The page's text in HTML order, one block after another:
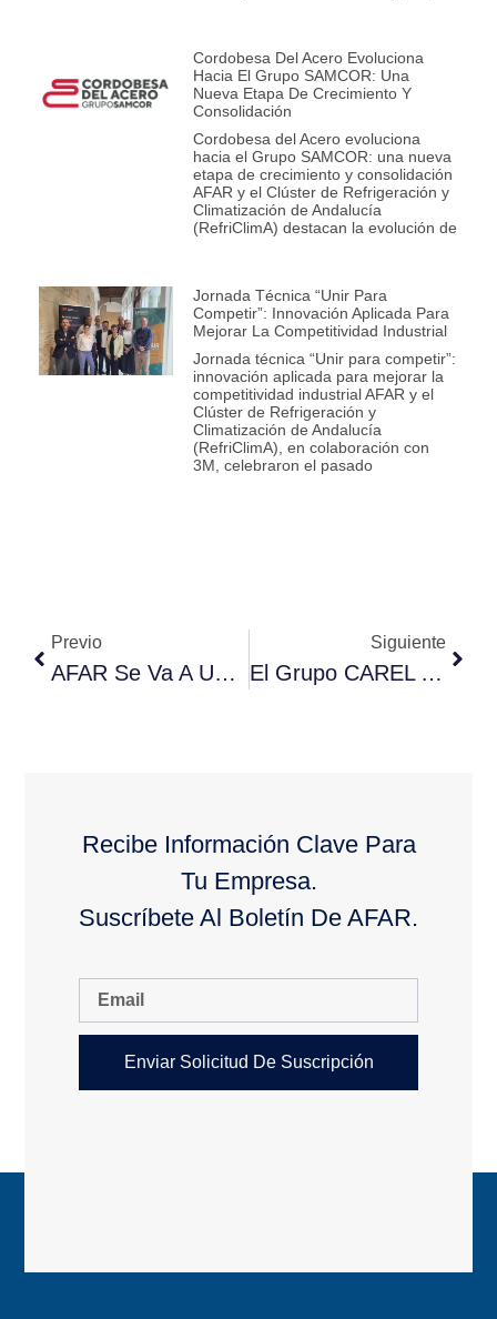
Cordobesa Del Acero Evoluciona
Hacia El Grupo SAMCOR: Una
Nueva Etapa De Crecimiento Y
Consolidación
Cordobesa del Acero evoluciona
hacia el Grupo SAMCOR: una nueva
etapa de crecimiento y consolidación
AFAR y el Clúster de Refrigeración y
Climatización de Andalucía
(RefriClimA) destacan la evolución de
Jornada Técnica “Unir Para
Competir”: Innovación Aplicada Para
Mejorar La Competitividad Industrial
Jornada técnica “Unir para competir”:
innovación aplicada para mejorar la
competitividad industrial AFAR y el
Clúster de Refrigeración y
Climatización de Andalucía
(RefriClimA), en colaboración con
3M, celebraron el pasado
Previo
AFAR Se Va A UK De La Mano De La AAE
Siguiente
El Grupo CAREL Adquiere Hygromatik, La Mayor Empresa Alemana En El Sector De La Humidificación
Recibe Información Clave Para
Tu Empresa.
Suscríbete Al Boletín De AFAR.
Enviar Solicitud De Suscripción